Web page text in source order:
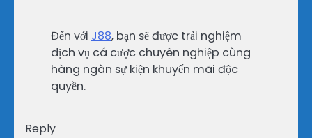
Đến với J88, bạn sẽ được trải nghiệm
dịch vụ cá cược chuyên nghiệp cùng
hàng ngàn sự kiện khuyến mãi độc
quyền.
Reply